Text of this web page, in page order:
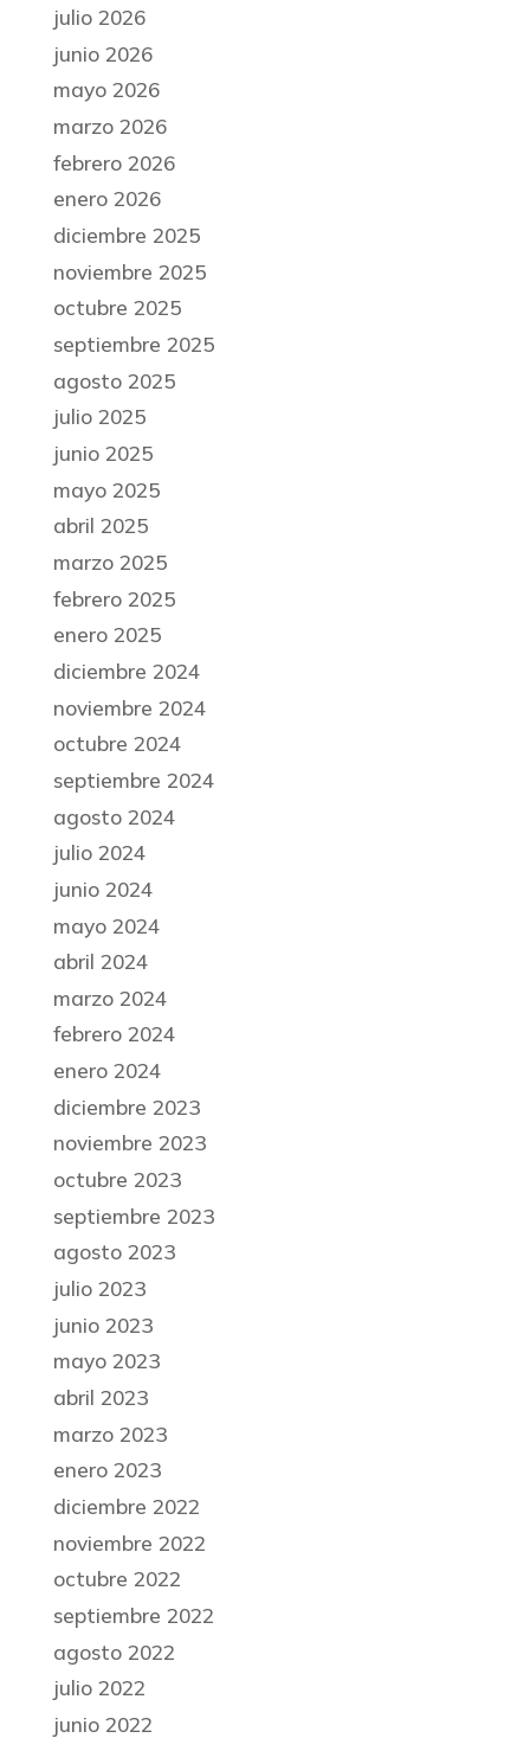
julio 2026
junio 2026
mayo 2026
marzo 2026
febrero 2026
enero 2026
diciembre 2025
noviembre 2025
octubre 2025
septiembre 2025
agosto 2025
julio 2025
junio 2025
mayo 2025
abril 2025
marzo 2025
febrero 2025
enero 2025
diciembre 2024
noviembre 2024
octubre 2024
septiembre 2024
agosto 2024
julio 2024
junio 2024
mayo 2024
abril 2024
marzo 2024
febrero 2024
enero 2024
diciembre 2023
noviembre 2023
octubre 2023
septiembre 2023
agosto 2023
julio 2023
junio 2023
mayo 2023
abril 2023
marzo 2023
enero 2023
diciembre 2022
noviembre 2022
octubre 2022
septiembre 2022
agosto 2022
julio 2022
junio 2022